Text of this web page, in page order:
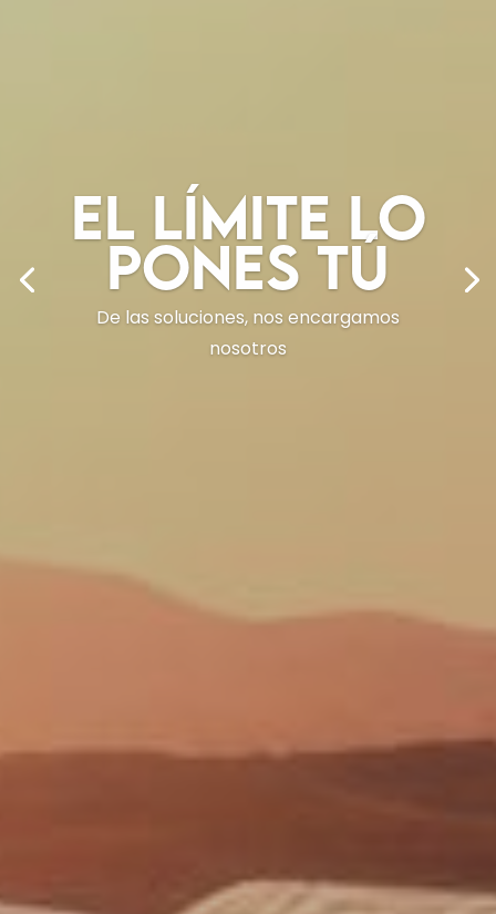
El límite lo
pones tú
De las soluciones, nos encargamos
nosotros